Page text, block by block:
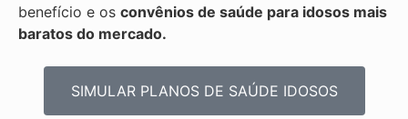
benefício e os convênios de saúde para idosos mais
baratos do mercado.
SIMULAR PLANOS DE SAÚDE IDOSOS